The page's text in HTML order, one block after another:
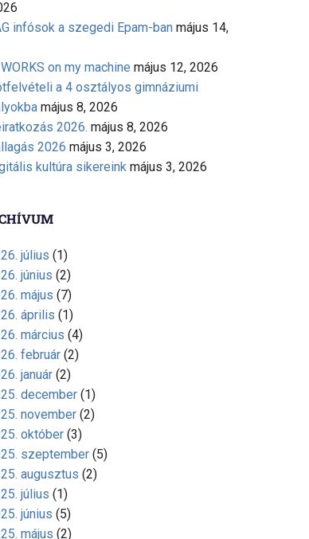
infósok a szegedi Epam-ban május 14,
on my machine május 12, 2026
a 4 osztályos gimnáziumi
május 8, 2026
2026. május 8, 2026
2026 május 3, 2026
kultúra sikereink május 3, 2026
július (1)
június (2)
május (7)
április (1)
március (4)
február(2)
január(2)
december(1)
november(2)
október(3)
szeptember(5)
augusztus (2)
július (1)
június (5)
május (2)